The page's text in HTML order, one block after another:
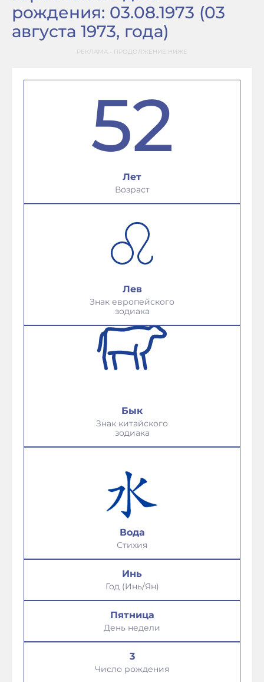
рождения: 03.08.1973 (03
августа 1973, года)
РЕКЛАМА - ПРОДОЛЖЕНИЕ НИЖЕ
52
Лет
Возраст
Лев
Знак европейского
зодиака
Бык
Знак китайского
зодиака
Вода
Стихия
Инь
Год (Инь/Ян)
Пятница
День недели
3
Число рождения